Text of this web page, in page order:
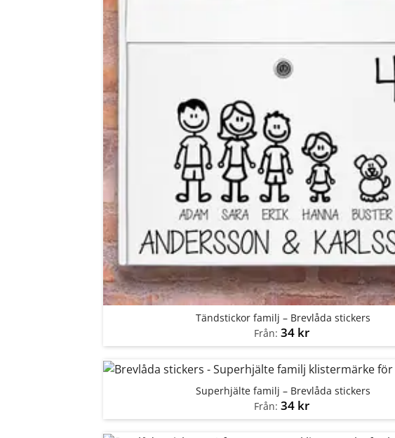
Tändstickor familj – Brevlåda stickers
Från: 34 kr
Superhjälte familj – Brevlåda stickers
Från: 34 kr